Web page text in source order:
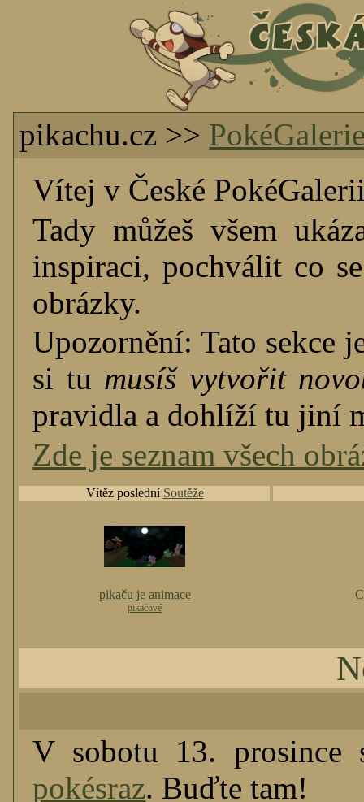
pikachu.cz >>
Vítej v České
Tady můžeš všem
inspiraci, pochválit co
obrázky.
Upozornění: Tato sekce
si tu musíš vytvořit
pravidla a dohlíží tu jiní
Zde je seznam všech
Vítěz poslední Soutěže
pikaču je animace
pikačové
V sobotu 13.
pokésraz. Buďte tam!